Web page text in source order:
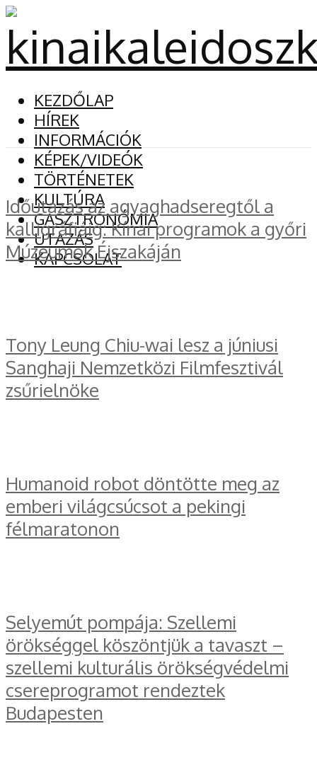
KEZDŐLAP
HÍREK
INFORMÁCIÓK
KÉPEK/VIDEÓK
TÖRTÉNETEK
KULTÚRA
GASZTRONÓMIA
UTAZÁS
KAPCSOLAT
Időutazás az agyaghadseregtől a
kalligráfiáig: Kínai programok a győri
Múzeumok Éjszakáján
Tony Leung Chiu-wai lesz a júniusi
Sanghaji Nemzetközi Filmfesztivál
zsűrielnöke
Humanoid robot döntötte meg az
emberi világcsúcsot a pekingi
félmaratonon
Selyemút pompája: Szellemi
örökséggel köszöntjük a tavaszt –
szellemi kulturális örökségvédelmi
csereprogramot rendeztek
Budapesten